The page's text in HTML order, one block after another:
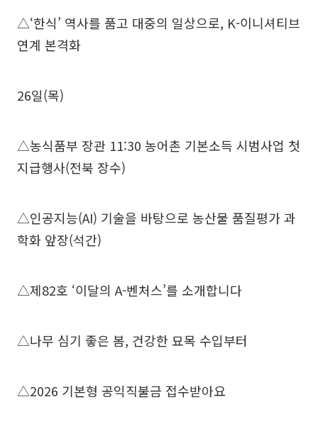
△‘한식’ 역사를 품고 대중의 일상으로, K-이니셔티브
연계 본격화
26일(목)
△농식품부 장관 11:30 농어촌 기본소득 시범사업 첫
지급행사(전북 장수)
△인공지능(AI) 기술을 바탕으로 농산물 품질평가 과
학화 앞장(석간)
△제82호 ‘이달의 A-벤처스’를 소개합니다
△나무 심기 좋은 봄, 건강한 묘목 수입부터
△2026 기본형 공익직불금 접수받아요